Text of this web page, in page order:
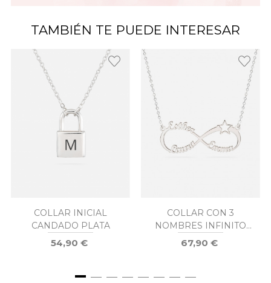
TAMBIÉN TE PUEDE INTERESAR
COLLAR INICIAL
CANDADO PLATA
54,90 €
COLLAR CON 3
NOMBRES INFINITO
ESTRELLA PLATA
67,90 €